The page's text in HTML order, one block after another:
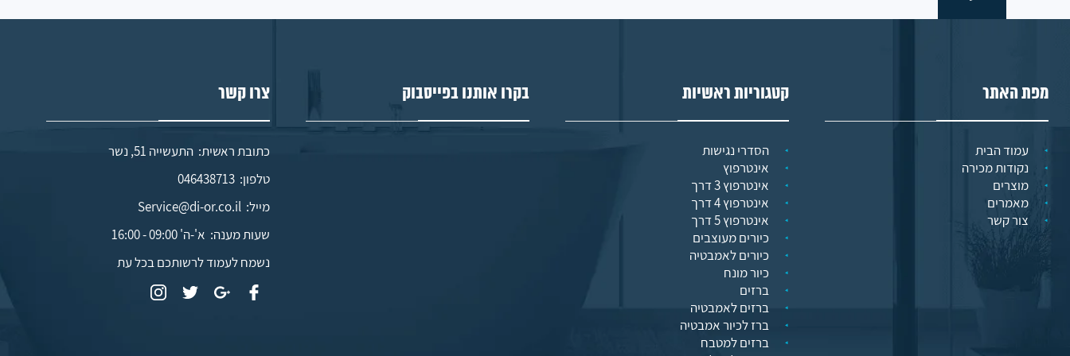
מפת האתר
עמוד הבית
נקודות מכירה
מוצרים
מאמרים
צור קשר
קטגוריות ראשיות
הסדרי נגישות
אינטרפוץ
אינטרפוץ 3 דרך
אינטרפוץ 4 דרך
אינטרפוץ 5 דרך
כיורים מעוצבים
כיורים לאמבטיה
כיור מונח
ברזים
ברזים לאמבטיה
ברז לכיור אמבטיה
ברזים למטבח
בקרו אותנו בפייסבוק צרו קשר
כתובת ראשית: התעשייה 51, נשר
טלפון: 046438713
מייל: Service@di-or.co.il
שעות מענה: א'-ה' 09:00 - 16:00
נשמח לעמוד לרשותכם בכל עת